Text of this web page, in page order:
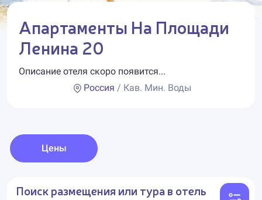
Апартаменты На Площади
Ленина 20
Описание отеля скоро появится...
Россия / Кав. Мин. Воды
Цены
Поиск размещения или тура в отель